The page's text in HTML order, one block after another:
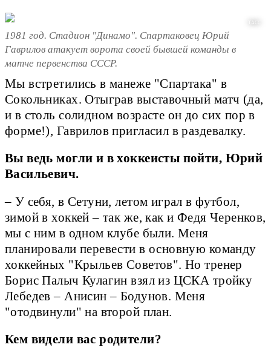
ТАСС
1981 год. Стадион "Динамо". Спартаковец Юрий
Гаврилов атакует ворота своей бывшей команды в
матче первенства СССР.
Мы встретились в манеже "Спартака" в
Сокольниках. Отыграв выставочный матч (да,
и в столь солидном возрасте он до сих пор в
форме!), Гаврилов пригласил в раздевалку.
Вы ведь могли и в хоккеисты пойти, Юрий
Васильевич.
– У себя, в Сетуни, летом играл в футбол,
зимой в хоккей – так же, как и Федя Черенков,
мы с ним в одном клубе были. Меня
планировали перевести в основную команду
хоккейных "Крыльев Советов". Но тренер
Борис Палыч Кулагин взял из ЦСКА тройку
Лебедев – Анисин – Бодунов. Меня
"отодвинули" на второй план.
Кем видели вас родители?